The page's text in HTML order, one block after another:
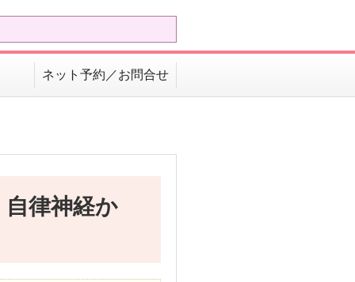
ネット予約／お問合せ
律神経か